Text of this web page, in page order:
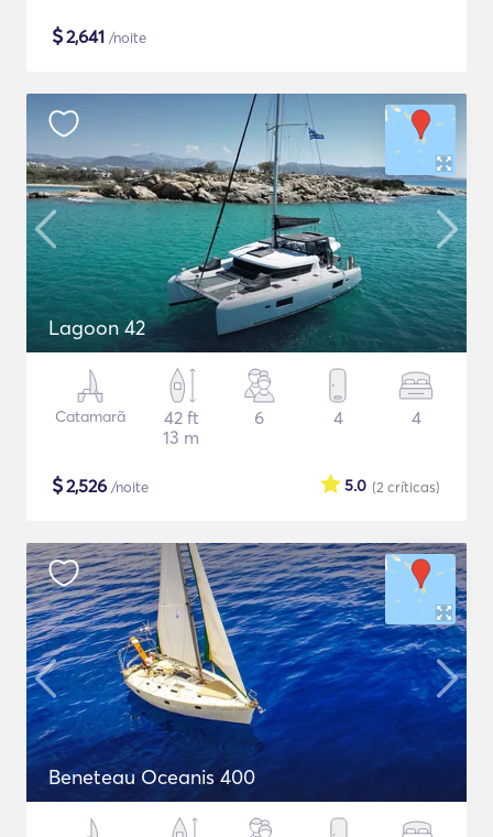
$2,641 /noite
Lagoon 42
Catamarã
42 ft
13 m
6 4 4
$2,526 /noite (2 críticas)
5.0
Beneteau Oceanis 400